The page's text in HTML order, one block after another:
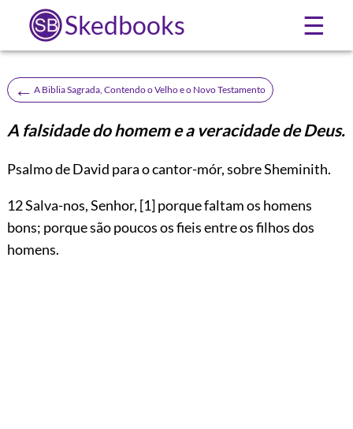
Skedbooks ☰
← A Biblia Sagrada, Contendo o Velho e o Novo Testamento
A falsidade do homem e a veracidade de Deus.
Psalmo de David para o cantor-mór, sobre Sheminith.
12Salva-nos, Senhor, [1]porque faltam os homens
bons; porque são poucos os fieis entre os filhos dos
homens.